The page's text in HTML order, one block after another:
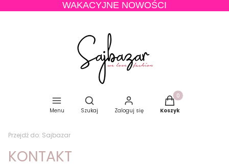
WAKACYJNE NOWOŚCI
Menu
Otwórz wyszukiwarkę
Szukaj Zaloguj się
Produkty w
Koszyk
Przejdź do: Sajbazar
KONTAKT